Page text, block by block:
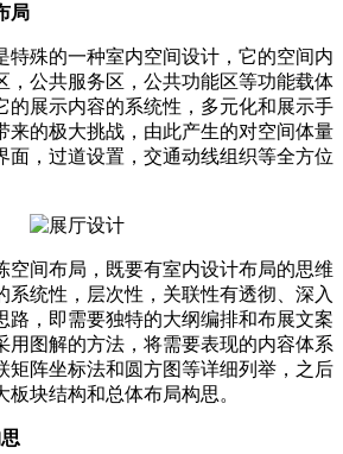
局
特殊的一种室内空间设计，它的空间内
，公共服务区，公共功能区等功能载体
的展示内容的系统性，多元化和展示手
来的极大挑战，由此产生的对空间体量
面，过道设置，交通动线组织等全方位
空间布局，既要有室内设计布局的思维
系统性，层次性，关联性有透彻、深入
路，即需要独特的大纲编排和布展文案
用图解的方法，将需要表现的内容体系
矩阵坐标法和圆方图等详细列举，之后
块结构和总体布局构思。